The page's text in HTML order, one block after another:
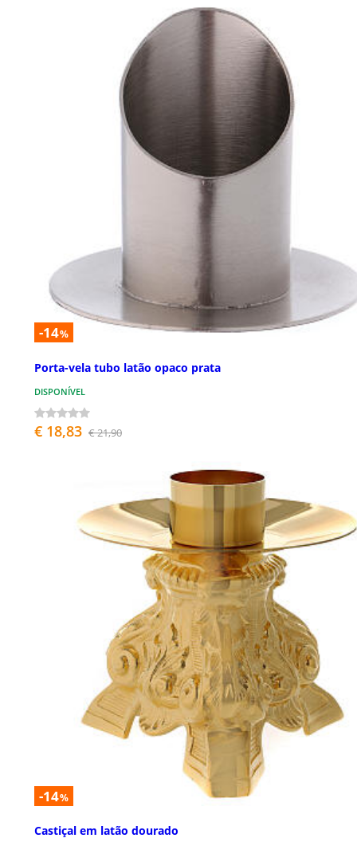
-14%
Porta-vela tubo latão opaco prata
DISPONÍVEL
€ 18,83 € 21,90
-14%
Castiçal em latão dourado